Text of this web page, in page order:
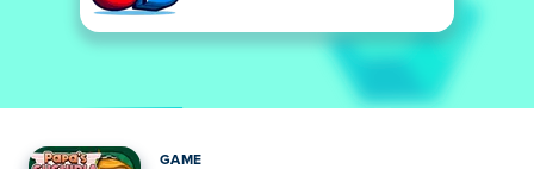
GAME